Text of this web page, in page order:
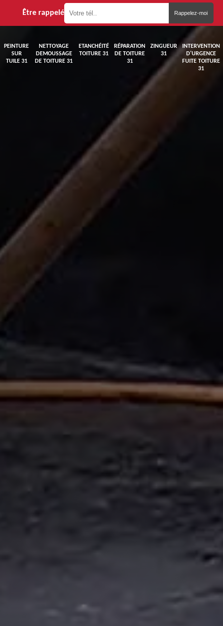
Être rappelé
PEINTURE
SUR
TUILE 31
NETTOYAGE
DEMOUSSAGE
DE TOITURE 31
ETANCHÉITÉ
TOITURE 31
RÉPARATION
DE TOITURE
31
ZINGUEUR
31
INTERVENTION
D'URGENCE
FUITE TOITURE
31